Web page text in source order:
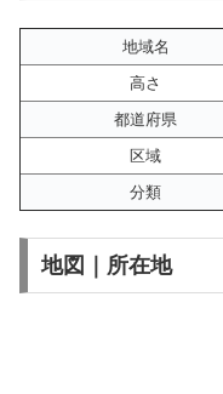
地域名
高さ
都道府県
区域
分類
地図｜所在地